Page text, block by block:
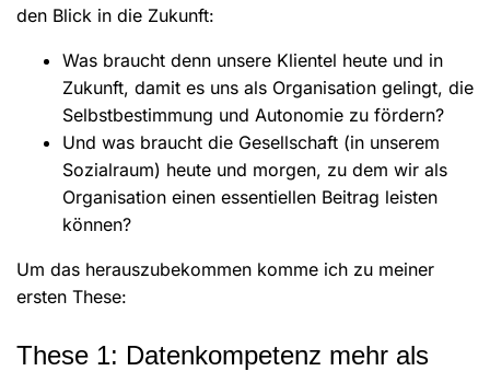
den Blick in die Zukunft:
Was braucht denn unsere Klientel heute und in
Zukunft, damit es uns als Organisation gelingt, die
Selbstbestimmung und Autonomie zu fördern?
Und was braucht die Gesellschaft (in unserem
Sozialraum) heute und morgen, zu dem wir als
Organisation einen essentiellen Beitrag leisten
können?
Um das herauszubekommen komme ich zu meiner
ersten These:
These 1: Datenkompetenz mehr als